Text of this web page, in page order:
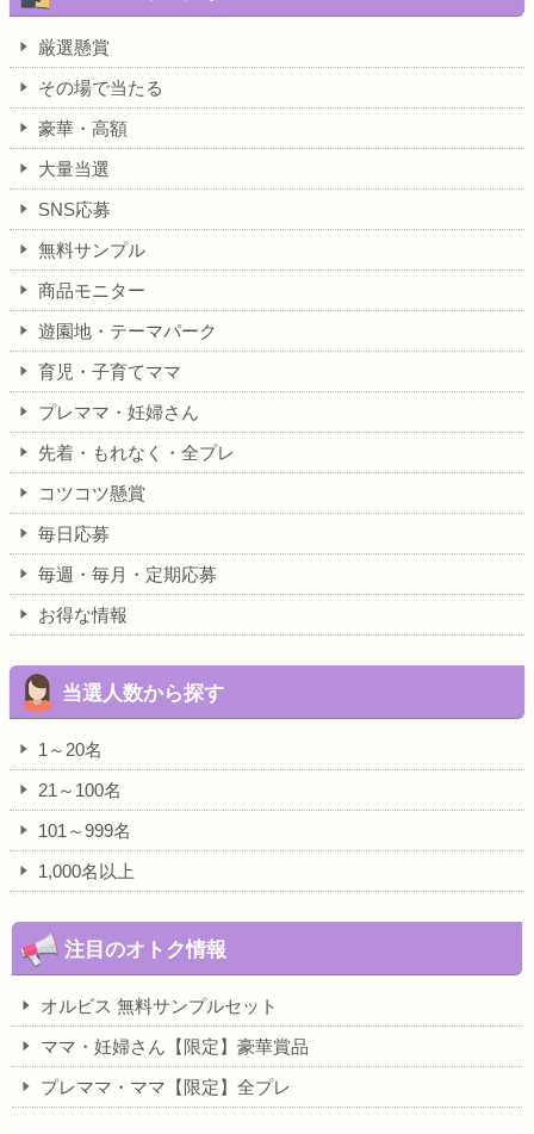
厳選懸賞
その場で当たる
豪華・高額
大量当選
SNS応募
無料サンプル
商品モニター
遊園地・テーマパーク
育児・子育てママ
プレママ・妊婦さん
先着・もれなく・全プレ
コツコツ懸賞
毎日応募
毎週・毎月・定期応募
お得な情報
当選人数から探す
1～20名
21～100名
101～999名
1,000名以上
注目のオトク情報
オルビス 無料サンプルセット
ママ・妊婦さん【限定】豪華賞品
プレママ・ママ【限定】全プレ